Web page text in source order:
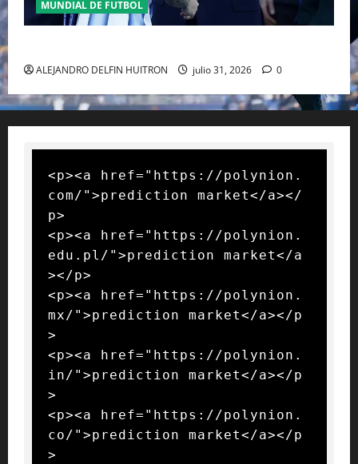
MUNDIAL DE FUTBOL
ALEJANDRO DELFIN HUITRON julio 31, 2026 0
<p><a href="https://polynion.
com/">prediction market</a></
p>
<p><a href="https://polynion.
edu.pl/">prediction market</a
></p>
<p><a href="https://polynion.
mx/">prediction market</a></p
>
<p><a href="https://polynion.
in/">prediction market</a></p
>
<p><a href="https://polynion.
co/">prediction market</a></p
>